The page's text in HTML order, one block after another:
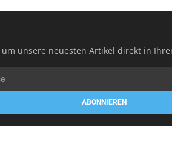
um unsere neuesten Artikel direkt in
ABONNIEREN